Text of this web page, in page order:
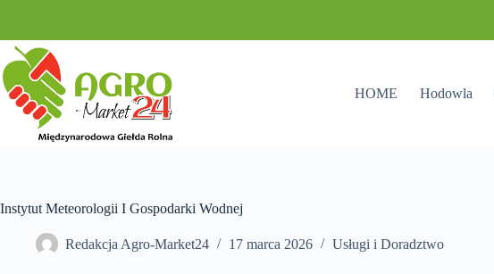
treści
HOME Hodowla
Instytut Meteorologii I Gospodarki Wodnej
Redakcja Agro-Market24 17 marca 2026 Usługi i Doradztwo